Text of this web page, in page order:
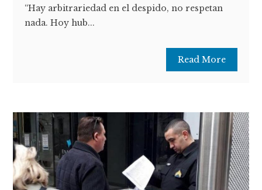
“Hay arbitrariedad en el despido, no respetan
nada. Hoy hub...
Read More